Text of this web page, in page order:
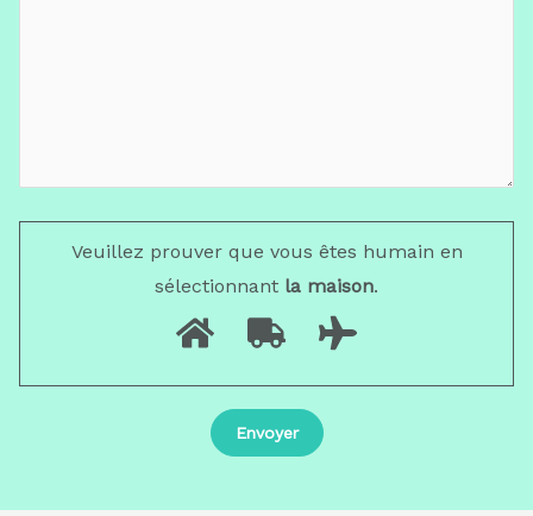
Veuillez prouver que vous êtes humain en
sélectionnant la maison.